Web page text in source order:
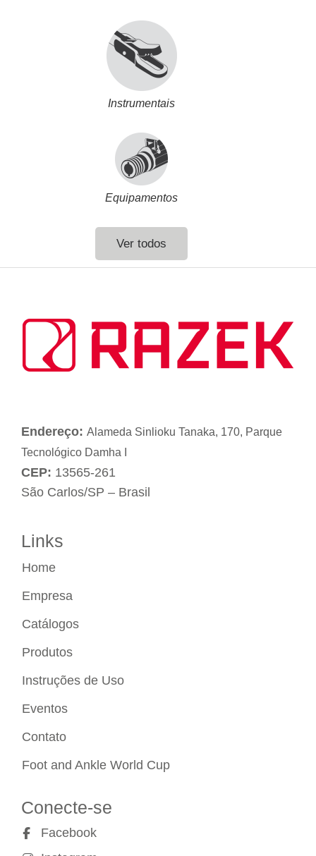
Instrumentais
Equipamentos
Ver todos
Endereço: Alameda Sinlioku Tanaka, 170, Parque
Tecnológico Damha I
CEP: 13565-261
São Carlos/SP – Brasil
Links
Home
Empresa
Catálogos
Produtos
Instruções de Uso
Eventos
Contato
Foot and Ankle World Cup
Conecte-se
Facebook